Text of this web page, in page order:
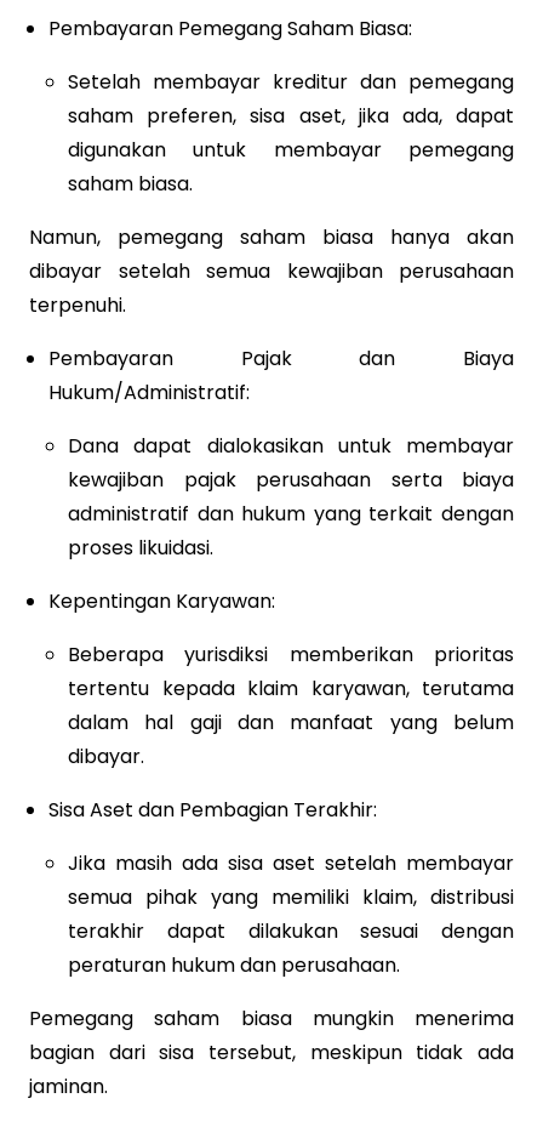
Pembayaran Pemegang Saham Biasa:
Setelah membayar kreditur dan pemegang
saham preferen, sisa aset, jika ada, dapat
digunakan untuk membayar pemegang
saham biasa.
Namun, pemegang saham biasa hanya akan
dibayar setelah semua kewajiban perusahaan
terpenuhi.
Pembayaran Pajak dan Biaya
Hukum/Administratif:
Dana dapat dialokasikan untuk membayar
kewajiban pajak perusahaan serta biaya
administratif dan hukum yang terkait dengan
proses likuidasi.
Kepentingan Karyawan:
Beberapa yurisdiksi memberikan prioritas
tertentu kepada klaim karyawan, terutama
dalam hal gaji dan manfaat yang belum
dibayar.
Sisa Aset dan Pembagian Terakhir:
Jika masih ada sisa aset setelah membayar
semua pihak yang memiliki klaim, distribusi
terakhir dapat dilakukan sesuai dengan
peraturan hukum dan perusahaan.
Pemegang saham biasa mungkin menerima
bagian dari sisa tersebut, meskipun tidak ada
jaminan.